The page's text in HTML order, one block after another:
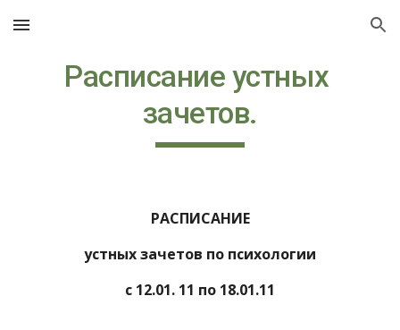
Skip to main content Skip to navigation
Расписание устных
зачетов.
РАСПИСАНИЕ
устных зачетов по психологии
с 12.01. 11 по 18.01.11